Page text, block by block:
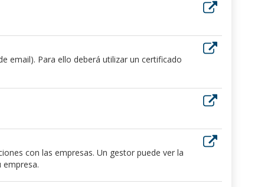
email). Para ello deberá utilizar un certificado
con las empresas. Un gestor puede ver la
empresa.